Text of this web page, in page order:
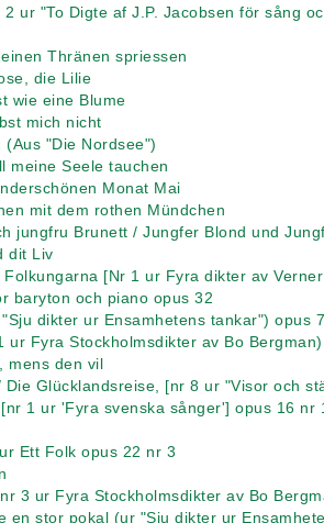
ur "To Digte af J.P. Jacobsen för sång
Thränen spriessen
die Lilie
wie eine Blume
mich nicht
"Die Nordsee")
meine Seele tauchen
Monat Mai
mit dem rothen Mündchen
jungfru Brunett / Jungfer Blond und
dit Liv
[Nr 1 ur Fyra dikter av
baryton och piano opus 32
dikter ur Ensamhetens tankar") opus
ur Fyra Stockholmsdikter av Bo
mens den vil
Die Glücklandsreise, [nr 8 ur "Visor och
1 ur 'Fyra svenska sånger'] opus 16 nr
Ett Folk opus 22 nr 3
3 ur Fyra Stockholmsdikter av Bo
en stor pokal (ur "Sju dikter ur